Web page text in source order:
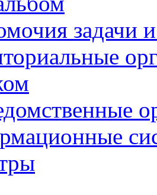
задачи